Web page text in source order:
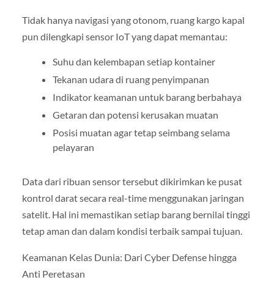
Tidak hanya navigasi yang otonom, ruang kargo kapal
pun dilengkapi sensor IoT yang dapat memantau:
Suhu dan kelembapan setiap kontainer
Tekanan udara di ruang penyimpanan
Indikator keamanan untuk barang berbahaya
Getaran dan potensi kerusakan muatan
Posisi muatan agar tetap seimbang selama
pelayaran
Data dari ribuan sensor tersebut dikirimkan ke pusat
kontrol darat secara real-time menggunakan jaringan
satelit. Hal ini memastikan setiap barang bernilai tinggi
tetap aman dan dalam kondisi terbaik sampai tujuan.
Keamanan Kelas Dunia: Dari Cyber Defense hingga
Anti Peretasan